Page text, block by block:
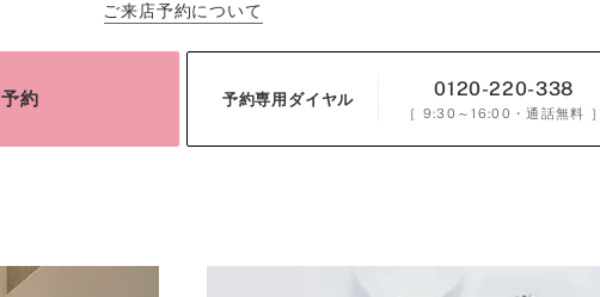
ご来店予約について
約 予約専用ダイヤル 0120-220-338
［ 9:30～16:00 ・通話無料 ］